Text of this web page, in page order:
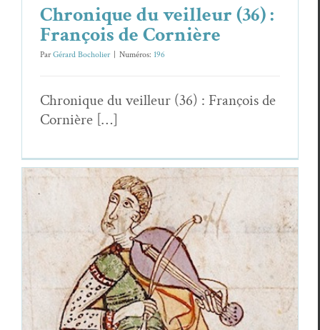
Chronique du veilleur (36) :
François de Cornière
ParGérard Bocholier Numéros: 196
Chronique du veilleur (36) : François de
Cornière […]